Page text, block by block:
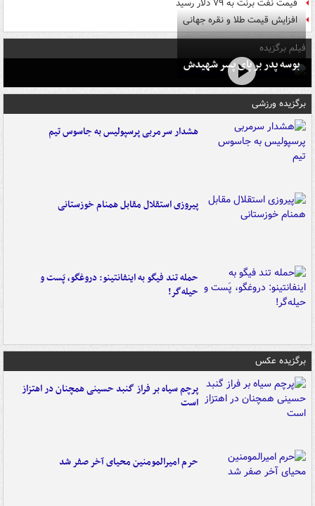
قیمت نفت برنت به ۷۹ دلار رسید
افزایش قیمت طلا و نقره جهانی
فیلم برگزیده
بوسه‌ پدر بر پای پسر شهیدش
برگزیده ورزشی
هشدار سرمربی پرسپولیس به جاسوس تیم
پیروزی استقلال مقابل همنام خوزستانی
حمله تند فیگو به اینفانتینو: دروغگو، پَست‌ و
حیله‌گر!
برگزیده عکس
پرچم سیاه بر فراز گنبد حسینی همچنان در اهتزاز
است
حرم امیرالمومنین محیای آخر صفر شد